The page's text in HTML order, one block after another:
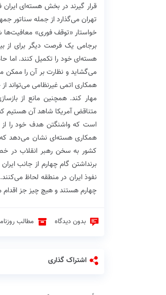
قرار گیرند در بخش هسته‌ای ایران
تهران می‌گذارد‌ از جمله سناتور
خواستار «توقف فوری» معافیت‌ها
برجامی یک فرصت دیگر برای از
هسته‌ای خود را تکمیل کنند. اما
می‌گشاید و نظارت بر آن را ممکن
همکاری اتمی غیرنظامی می‌تواند
مهار ‌کند‌. همچنین مانع از
متناقض آمریکا شاهد آن هستیم
است که واشنگتن هدف خود را از
همکاری هسته‌ای نشان می‌دهد که
کشور به سخن رهبر انقلاب در
برنداشتن گام چهارم از جانب
نفوذ ایران در منطقه لحاظ
چهارم هستند و هیچ چیز جز اقدام
بدون دیدگاه مطالب
اشتراک گذاری